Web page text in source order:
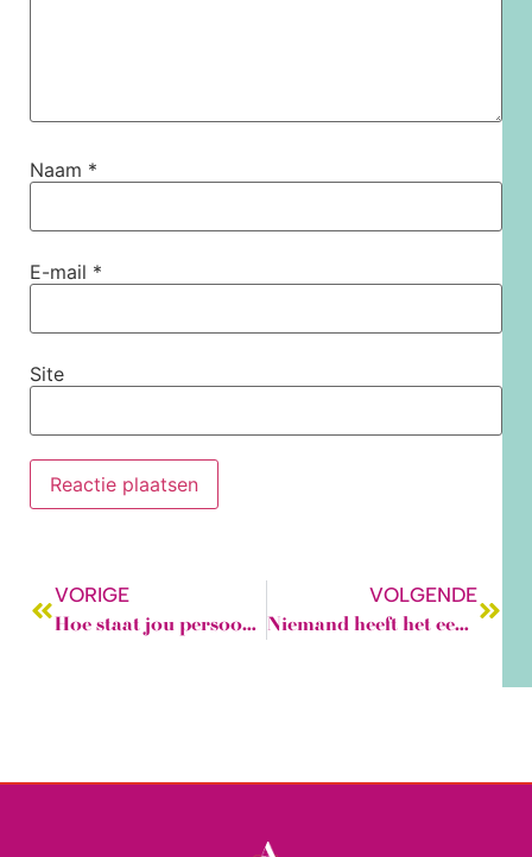
Naam *
E-mail *
Site
VORIGE
Hoe staat jou persoonlijke kledingcapsule ervoor?
VOLGENDE
Niemand heeft het eeuwige leven!